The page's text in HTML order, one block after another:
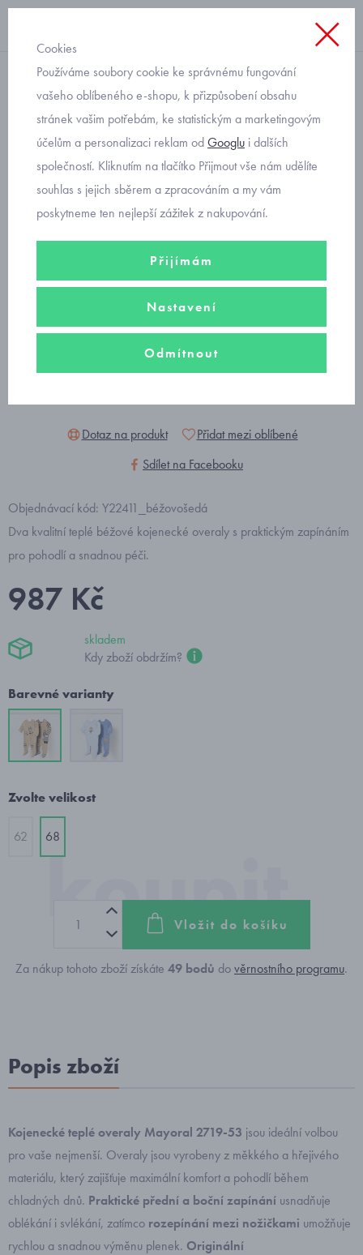
teplý, sametový
kojenecké teplé overaly se
zvířátky Mayoral 2719-53
Dotaz na produkt
Přidat mezi oblíbené
Sdílet na Facebooku
Objednávací kód: Y22411_béžovošedá
Dva kvalitní teplé béžové kojenecké overaly s praktickým zapínáním
pro pohodlí a snadnou péči.
987 Kč
skladem
Kdy zboží obdržím?
Barevné varianty
Zvolte velikost
62 68
Vložit do košíku
Za nákup tohoto zboží získáte 49 bodů dověrnostního programu.
Popis zboží
Kojenecké teplé overaly Mayoral 2719-53 jsou ideální volbou
pro vaše nejmenší. Overaly jsou vyrobeny z měkkého a hřejivého
materiálu, který zajišťuje maximální komfort a pohodlí během
chladných dnů. Praktické přední a boční zapínání usnadňuje
oblékání i svlékání, zatímco rozepínání mezi nožičkami umožňuje
rychlou a snadnou výměnu plenek. Originální
Cookies
Používáme soubory cookie ke správnému fungování
vašeho oblíbeného e-shopu, k přizpůsobení obsahu
stránek vašim potřebám, ke statistickým a marketingovým
účelům a personalizaci reklam odGooglu i dalších
společností. Kliknutím na tlačítko Přijmout vše nám udělíte
souhlas s jejich sběrem a zpracováním a my vám
poskytneme ten nejlepší zážitek z nakupování.
Přijímám
Nastavení
Odmítnout